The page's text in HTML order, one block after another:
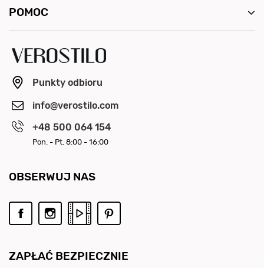
POMOC
Punkty odbioru
info@verostilo.com
+48 500 064 154
Pon. - Pt. 8:00 - 16:00
ZAPŁAĆ BEZPIECZNIE
OBSERWUJ NAS